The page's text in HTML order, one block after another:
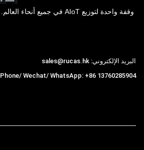
وقفة واحدة لتوزيع AIoT في جميع أنحاء العالم.
البريد الإلكتروني: sales@rucas.hk
Phone/ Wechat/ WhatsApp: +86 13760285904